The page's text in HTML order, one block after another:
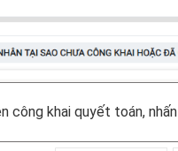
công khai quyết toán, nhấn